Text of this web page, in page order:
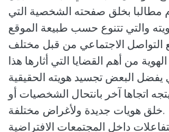
مطالبا بخلق صفحته الشخصية التي
والتي تتنوع حسب طبيعة الموقع.
التواصل الاجتماعي من قبل مختلف
من أهم القضايا التي أثارها هذا
يفضل البعض تجسيد هويته الحقيقية
اتجاها آخر بانتحال الشخصيات أو
خلق هويات جديدة ولأغراض مختلفة.
داخل المجتمعات الافتراضية